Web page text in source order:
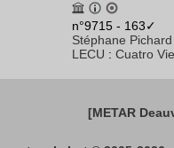
n°9715 - 163✓
Stéphane Pichard
LECU : Cuatro
[METAR